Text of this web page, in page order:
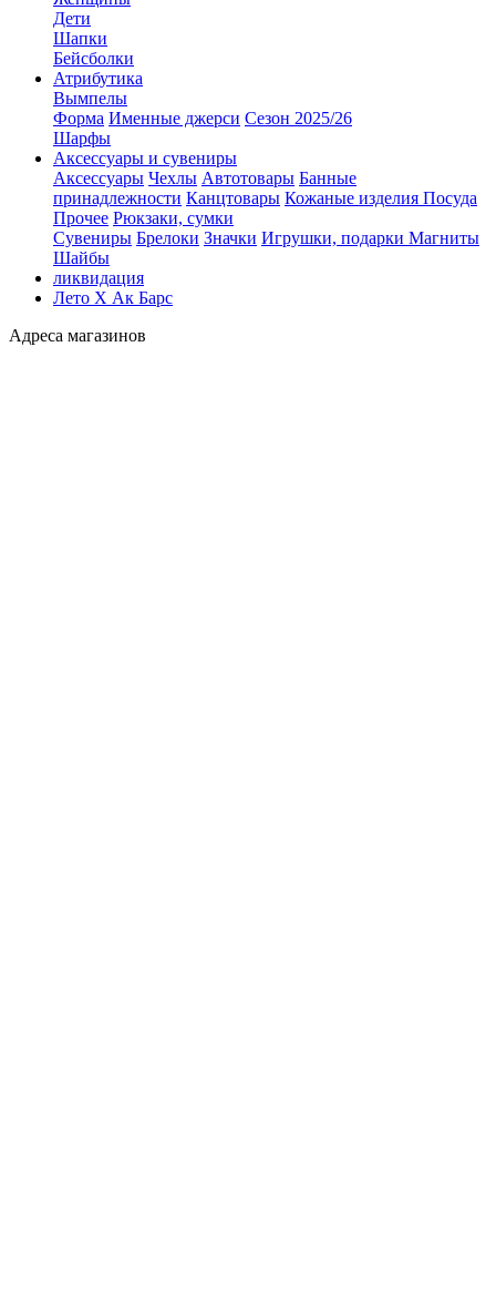
Дети
Шапки
Бейсболки
Атрибутика
Вымпелы
Форма Именные джерси Сезон 2025/26
Шарфы
Аксессуары и сувениры
Аксессуары Чехлы Автотовары Банные
принадлежности Канцтовары Кожаные изделия Посуда
Прочее Рюкзаки, сумки
Сувениры Брелоки Значки Игрушки, подарки Магниты
Шайбы
ликвидация
Лето Х Ак Барс
Адреса магазинов